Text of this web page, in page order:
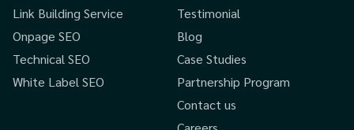
Link Building Service
Onpage SEO
Technical SEO
White Label SEO
Testimonial
Blog
Case Studies
Partnership Program
Contact us